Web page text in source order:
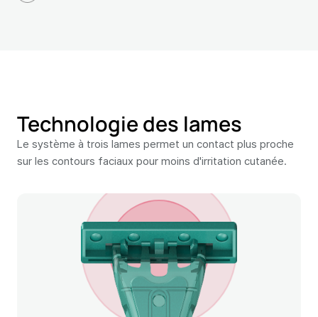
Technologie des lames
Le système à trois lames permet un contact plus proche
sur les contours faciaux pour moins d'irritation cutanée.